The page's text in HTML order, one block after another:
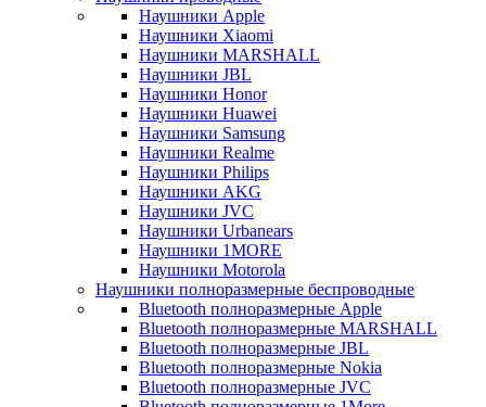
Наушники Apple
Наушники Xiaomi
Наушники MARSHALL
Наушники JBL
Наушники Honor
Наушники Huawei
Наушники Samsung
Наушники Realme
Наушники Philips
Наушники AKG
Наушники JVC
Наушники Urbanears
Наушники 1MORE
Наушники Motorola
Наушники полноразмерные беспроводные
Bluetooth полноразмерные Apple
Bluetooth полноразмерные MARSHALL
Bluetooth полноразмерные JBL
Bluetooth полноразмерные Nokia
Bluetooth полноразмерные JVC